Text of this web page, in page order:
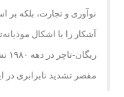
نوآوری و تجارت، بلکه بر
آشکار را با اشکال
مقصر تشدید نابرابری در